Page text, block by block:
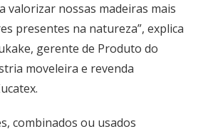
valorizar nossas madeiras mais
presentes na natureza”, explica
gerente de Produto do
moveleira e revenda
combinados ou usados